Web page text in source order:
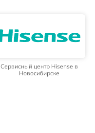
Сервисный центр Hisense в
Новосибирске